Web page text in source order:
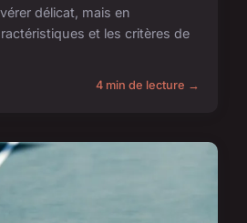
délicat, mais en
et les critères de
4 min de lecture →